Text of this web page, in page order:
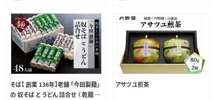
そば【 創業 136年】老舗 「今田製麺」
の 奴そば と うどん 詰合せ （ 乾麺 ）4
アサツユ煎茶